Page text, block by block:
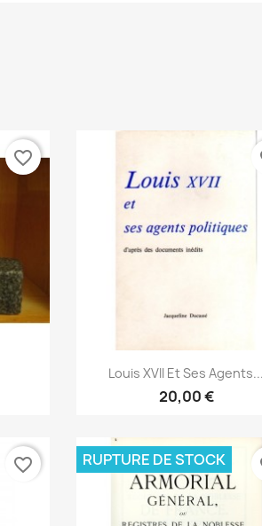
favorite_border
Aperçu rapide
Louis XVII Et Ses Agents...
20,00 €
favorite_border RUPTURE DE STOCK